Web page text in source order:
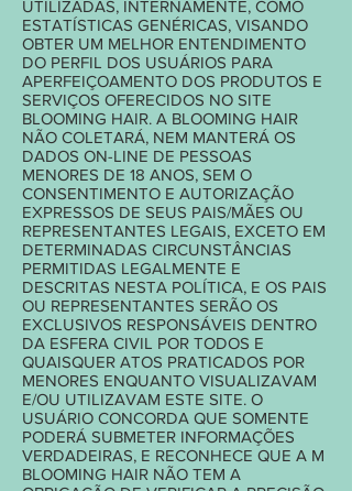
UTILIZADAS, INTERNAMENTE, COMO
ESTATÍSTICAS GENÉRICAS, VISANDO
OBTER UM MELHOR ENTENDIMENTO
DO PERFIL DOS USUÁRIOS PARA
APERFEIÇOAMENTO DOS PRODUTOS E
SERVIÇOS OFERECIDOS NO SITE
BLOOMING HAIR. A BLOOMING HAIR
NÃO COLETARÁ, NEM MANTERÁ OS
DADOS ON-LINE DE PESSOAS
MENORES DE 18 ANOS, SEM O
CONSENTIMENTO E AUTORIZAÇÃO
EXPRESSOS DE SEUS PAIS/MÃES OU
REPRESENTANTES LEGAIS, EXCETO EM
DETERMINADAS CIRCUNSTÂNCIAS
PERMITIDAS LEGALMENTE E
DESCRITAS NESTA POLÍTICA, E OS PAIS
OU REPRESENTANTES SERÃO OS
EXCLUSIVOS RESPONSÁVEIS DENTRO
DA ESFERA CIVIL POR TODOS E
QUAISQUER ATOS PRATICADOS POR
MENORES ENQUANTO VISUALIZAVAM
E/OU UTILIZAVAM ESTE SITE. O
USUÁRIO CONCORDA QUE SOMENTE
PODERÁ SUBMETER INFORMAÇÕES
VERDADEIRAS, E RECONHECE QUE A M
BLOOMING HAIR NÃO TEM A